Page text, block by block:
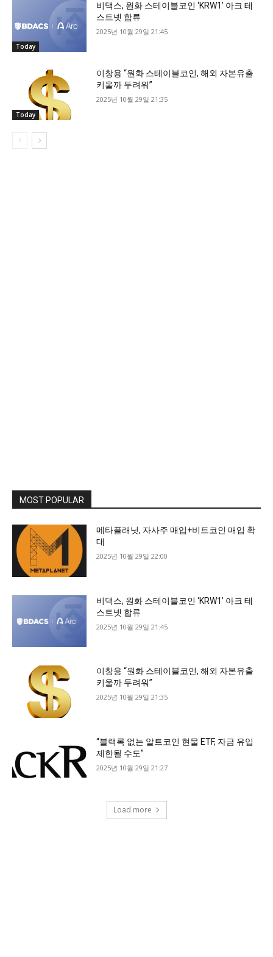
Today
비댁스, 원화 스테이블코인 ‘KRW1’ 아크 테
스트넷 합류
2025년 10월 29일 21:45
Today
이창용 “원화 스테이블코인, 해외 자본유출
키울까 두려워”
2025년 10월 29일 21:35
MOST POPULAR
메타플래닛, 자사주 매입+비트코인 매입 확
대
2025년 10월 29일 22:00
비댁스, 원화 스테이블코인 ‘KRW1’ 아크 테
스트넷 합류
2025년 10월 29일 21:45
이창용 “원화 스테이블코인, 해외 자본유출
키울까 두려워”
2025년 10월 29일 21:35
“블랙록 없는 알트코인 현물 ETF, 자금 유입
제한될 수도”
2025년 10월 29일 21:27
Load more